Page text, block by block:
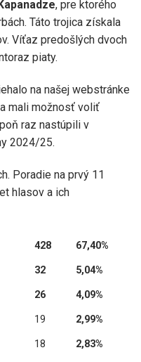
, pre ktorého
Táto trojica získala
Víťaz predošlých dvoch
piaty.
na našej webstránke
mali možnosť voliť
raz nastúpili v
2024/25.
Poradie na prvý 11
hlasov a ich
428 67,40%
32 5,04%
26 4,09%
19 2,99%
18 2,83%